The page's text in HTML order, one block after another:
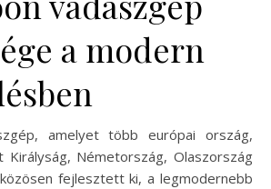
a modern
amelyet több európai ország,
Királyság, Németország, Olaszország
fejlesztett ki, a legmodernebb